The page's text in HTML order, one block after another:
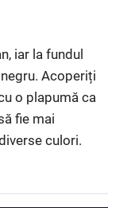
iar la fundul
Acoperiți
o plapumă ca
fie mai
culori.